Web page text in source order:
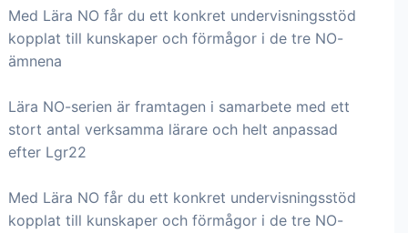
Med Lära NO får du ett konkret undervisningsstöd
kopplat till kunskaper och förmågor i de tre NO-
ämnena
Lära NO-serien är framtagen i samarbete med ett
stort antal verksamma lärare och helt anpassad
efter Lgr22
Med Lära NO får du ett konkret undervisningsstöd
kopplat till kunskaper och förmågor i de tre NO-